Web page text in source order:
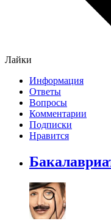
Лайки
Информация
Ответы
Вопросы
Комментарии
Подписки
Нравится